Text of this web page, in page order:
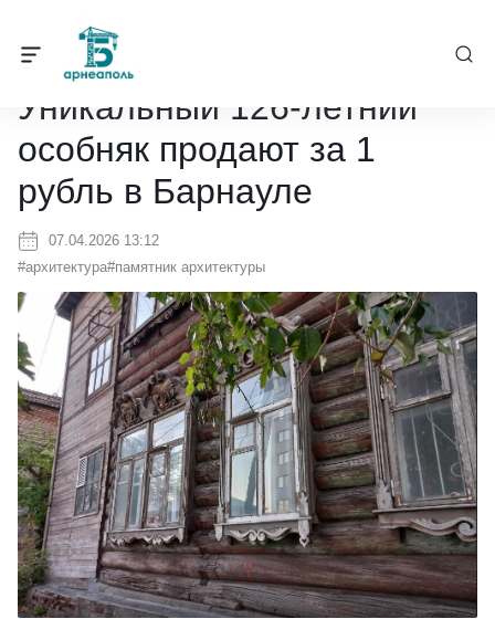
Барнеаполь / Уникальный 126-летний особняк продают
Уникальный 126-летний
особняк продают за 1
рубль в Барнауле
07.04.2026 13:12
#архитектура#памятник архитектуры